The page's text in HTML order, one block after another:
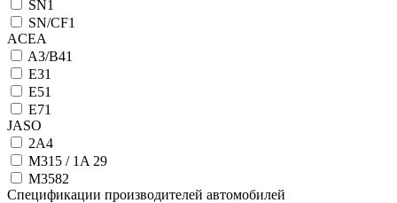
SN1
SN/CF1
ACEA
A3/B41
E31
E51
E71
JASO
2А4
M315 / 1A 29
M3582
Спецификации производителей автомобилей